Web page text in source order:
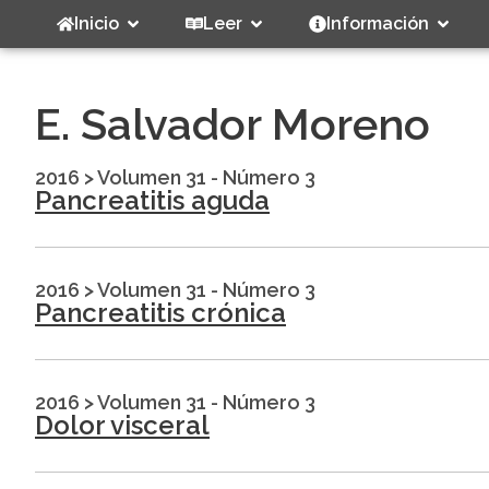
Inicio Leer Información
E. Salvador Moreno
2016 >Volumen 31 - Número 3
Pancreatitis aguda
2016 >Volumen 31 - Número 3
Pancreatitis crónica
2016 >Volumen 31 - Número 3
Dolor visceral